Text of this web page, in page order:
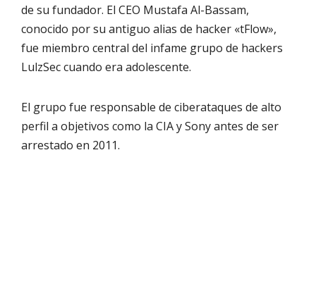
de su fundador. El CEO Mustafa Al-Bassam,
conocido por su antiguo alias de hacker «tFlow»,
fue miembro central del infame grupo de hackers
LulzSec cuando era adolescente.
El grupo fue responsable de ciberataques de alto
perfil a objetivos como la CIA y Sony antes de ser
arrestado en 2011.